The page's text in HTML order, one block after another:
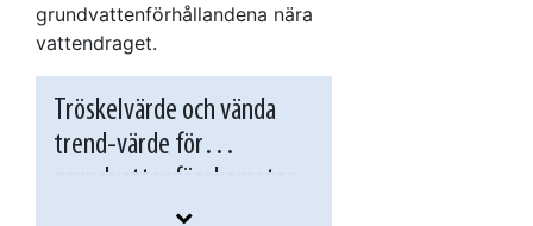
grundvattenförhållandena nära
vattendraget.
Tröskelvärde och vända
trend-värde för
grundvattenförekomster
tröskelvärdeslistan i tabell 1